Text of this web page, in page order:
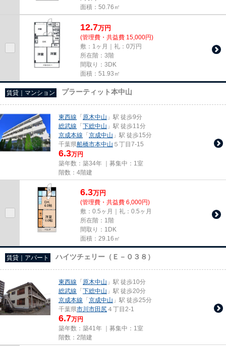
面積：50.76㎡
12.7万円
(管理費・共益費 15,000円)
敷：1ヶ月｜礼：0万円
所在階：3階
間取り：3DK
面積：51.93㎡
賃貸｜マンション プラーティット本中山
東西線 「原木中山 」駅 徒歩9分
総武線 「下総中山 」駅 徒歩11分
京成本線 「京成中山 」駅 徒歩15分
千葉県船橋市本中山 ５丁目7-15
6.3万円
築年数：築34年 ｜募集中： 1室
階数：4階建
6.3万円
(管理費・共益費 6,000円)
敷：0.5ヶ月｜礼：0.5ヶ月
所在階：1階
間取り：1DK
面積：29.16㎡
賃貸｜アパート ハイツチェリー（Ｅ－０３８）
東西線 「原木中山 」駅 徒歩10分
総武線 「下総中山 」駅 徒歩20分
京成本線 「京成中山 」駅 徒歩25分
千葉県市川市田尻 ４丁目2-1
6.7万円
築年数：築41年 ｜募集中： 1室
階数：2階建